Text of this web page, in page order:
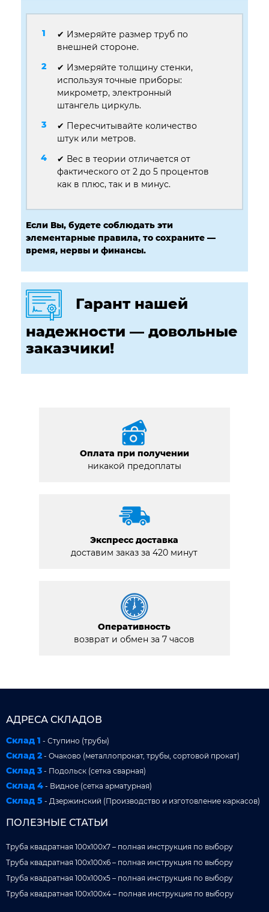
✔ Измеряйте размер труб по
внешней стороне.
✔ Измеряйте толщину стенки,
используя точные приборы:
микрометр, электронный
штангель циркуль.
✔ Пересчитывайте количество
штук или метров.
✔ Вес в теории отличается от
фактического от 2 до 5 процентов
как в плюс, так и в минус.
Если Вы, будете соблюдать эти
элементарные правила, то сохраните —
время, нервы и финансы.
Гарант нашей
надежности — довольные
заказчики!
Оплата при получении
никакой предоплаты
Экспресс доставка
доставим заказ за 420 минут
Оперативность
возврат и обмен за 7 часов
АДРЕСА СКЛАДОВ
Склад 1 - Ступино (трубы)
Склад 2 - Очаково (металлопрокат, трубы, сортовой прокат)
Склад 3 - Подольск (сетка сварная)
Склад 4 - Видное (сетка арматурная)
Склад 5 - Дзержинский (Производство и изготовление каркасов)
ПОЛЕЗНЫЕ СТАТЬИ
Труба квадратная 100x100x7 – полная инструкция по выбору
Труба квадратная 100x100x6 – полная инструкция по выбору
Труба квадратная 100x100x5 – полная инструкция по выбору
Труба квадратная 100x100x4 – полная инструкция по выбору